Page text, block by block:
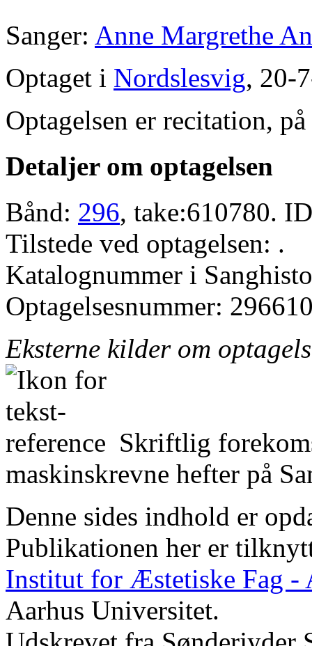
Sanger: Anne Margrethe
Optaget i Nordslesvig, 20-
Optagelsen er recitation,
Detaljer om optagelsen
Bånd: 296, take:610780.
Tilstede ved optagelsen: .
Katalognummer i
Optagelsesnummer:
Eksterne kilder om
Skriftlig
maskinskrevne hefter på
Denne sides indhold er
Publikationen her er
Institut for Æstetiske Fag -
Aarhus Universitet.